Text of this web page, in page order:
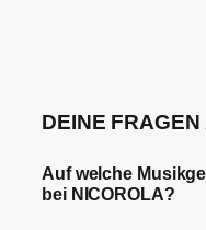
DEINE
Auf welche
bei NICOROLA?